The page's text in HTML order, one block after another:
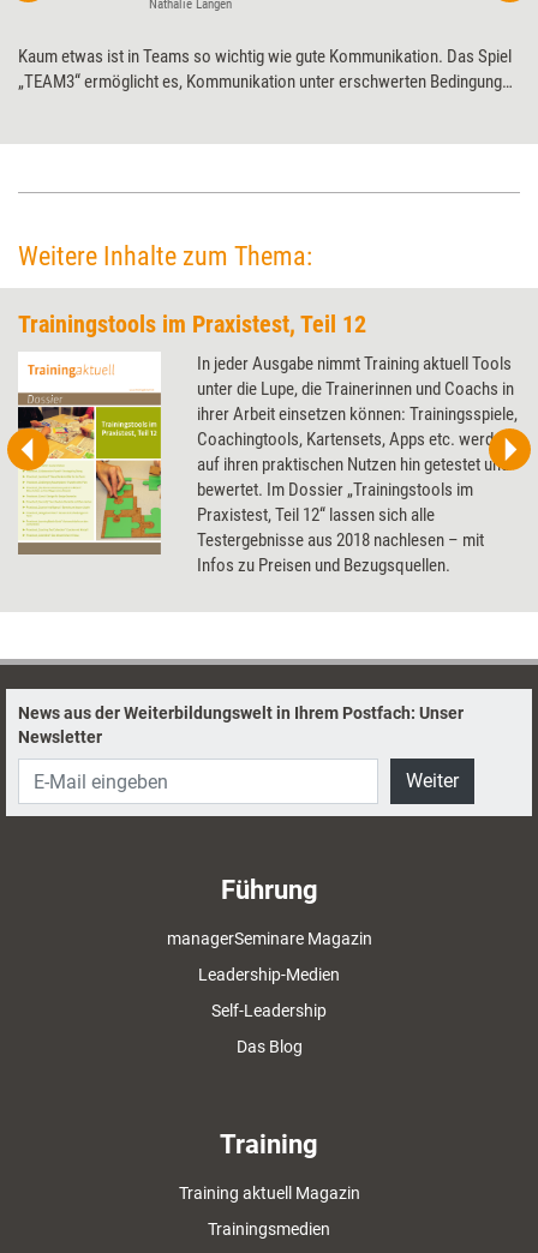
Nathalie Langen
Kaum etwas ist in Teams so wichtig wie gute Kommunikation. Das Spiel
„TEAM3“ ermöglicht es, Kommunikation unter erschwerten Bedingungen
Weitere Inhalte zum Thema:
Trainingstools im Praxistest, Teil 12
In jeder Ausgabe nimmt Training aktuell Tools
unter die Lupe, die Trainerinnen und Coachs in
ihrer Arbeit einsetzen können: Trainingsspiele,
Coachingtools, Kartensets, Apps etc. werden
auf ihren praktischen Nutzen hin getestet und
bewertet. Im Dossier „Trainingstools im
Praxistest, Teil 12“ lassen sich alle
Testergebnisse aus 2018 nachlesen – mit
Infos zu Preisen und Bezugsquellen.
News aus der Weiterbildungswelt in Ihrem Postfach: Unser
Newsletter
Weiter
Führung
managerSeminare Magazin
Leadership-Medien
Self-Leadership
Das Blog
Training
Training aktuell Magazin
Trainingsmedien